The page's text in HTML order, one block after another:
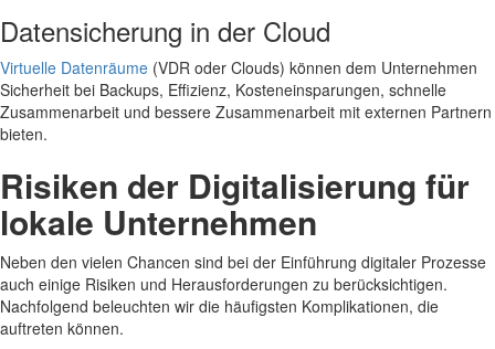
Datensicherung in der Cloud
Virtuelle Datenräume (VDR oder Clouds) können dem Unternehmen
Sicherheit bei Backups, Effizienz, Kosteneinsparungen, schnelle
Zusammenarbeit und bessere Zusammenarbeit mit externen Partnern
bieten.
Risiken der Digitalisierung für
lokale Unternehmen
Neben den vielen Chancen sind bei der Einführung digitaler Prozesse
auch einige Risiken und Herausforderungen zu berücksichtigen.
Nachfolgend beleuchten wir die häufigsten Komplikationen, die
auftreten können.